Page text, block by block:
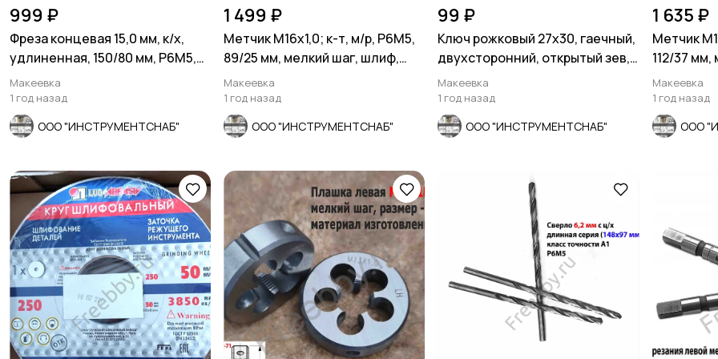
999 ₽
Фреза концевая 15,0 мм, к/х,
удлиненная, 150/80 мм, Р6М5,
КМ2, 4-х пер
Макеевка
1 год назад
ООО "ИНСТРУМЕНТСНАБ"
1 499 ₽
Метчик М16х1,0; к-т, м/р, Р6М5,
89/25 мм, мелкий шаг, шлиф,
СССР.
Макеевка
1 год назад
ООО "ИНСТРУМЕНТСНАБ"
99 ₽
Ключ рожковый 27х30, гаечный,
двухсторонний, открытый зев,
СССР.
Макеевка
1 год назад
ООО "ИНСТРУМЕНТСНАБ"
1 635 ₽
Метчик
112/37 мм,
Макеевка
1 год назад
ООО